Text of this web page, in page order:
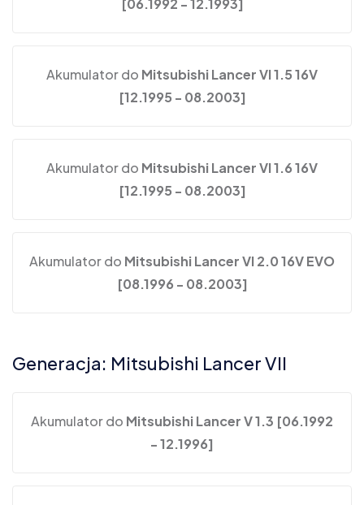
[06.1992 - 12.1993]
Akumulator do Mitsubishi Lancer VI 1.5 16V
[12.1995 - 08.2003]
Akumulator do Mitsubishi Lancer VI 1.6 16V
[12.1995 - 08.2003]
Akumulator do Mitsubishi Lancer VI 2.0 16V EVO
[08.1996 - 08.2003]
Generacja: Mitsubishi Lancer VII
Akumulator do Mitsubishi Lancer V 1.3 [06.1992
- 12.1996]